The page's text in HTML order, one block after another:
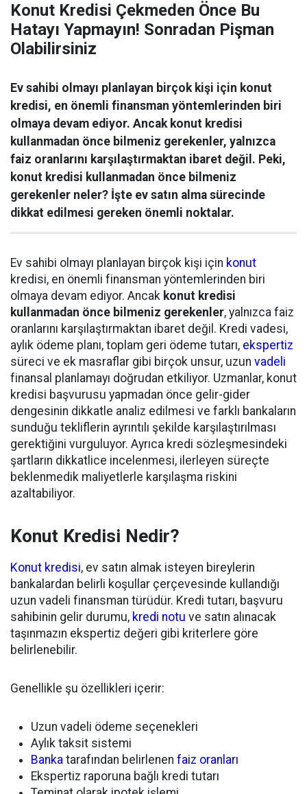
Konut Kredisi Çekmeden Önce Bu
Hatayı Yapmayın! Sonradan Pişman
Olabilirsiniz
Ev sahibi olmayı planlayan birçok kişi için konut
kredisi, en önemli finansman yöntemlerinden biri
olmaya devam ediyor. Ancak konut kredisi
kullanmadan önce bilmeniz gerekenler, yalnızca
faiz oranlarını karşılaştırmaktan ibaret değil. Peki,
konut kredisi kullanmadan önce bilmeniz
gerekenler neler? İşte ev satın alma sürecinde
dikkat edilmesi gereken önemli noktalar.
Ev sahibi olmayı planlayan birçok kişi için konut
kredisi, en önemli finansman yöntemlerinden biri
olmaya devam ediyor. Ancak konut kredisi
kullanmadan önce bilmeniz gerekenler, yalnızca faiz
oranlarını karşılaştırmaktan ibaret değil. Kredi vadesi,
aylık ödeme planı, toplam geri ödeme tutarı, ekspertiz
süreci ve ek masraflar gibi birçok unsur, uzun vadeli
finansal planlamayı doğrudan etkiliyor. Uzmanlar, konut
kredisi başvurusu yapmadan önce gelir-gider
dengesinin dikkatle analiz edilmesi ve farklı bankaların
sunduğu tekliflerin ayrıntılı şekilde karşılaştırılması
gerektiğini vurguluyor. Ayrıca kredi sözleşmesindeki
şartların dikkatlice incelenmesi, ilerleyen süreçte
beklenmedik maliyetlerle karşılaşma riskini
azaltabiliyor.
Konut Kredisi Nedir?
Konut kredisi, ev satın almak isteyen bireylerin
bankalardan belirli koşullar çerçevesinde kullandığı
uzun vadeli finansman türüdür. Kredi tutarı, başvuru
sahibinin gelir durumu, kredi notu ve satın alınacak
taşınmazın ekspertiz değeri gibi kriterlere göre
belirlenebilir.
Genellikle şu özellikleri içerir:
Uzun vadeli ödeme seçenekleri
Aylık taksit sistemi
Banka tarafından belirlenen faiz oranları
Ekspertiz raporuna bağlı kredi tutarı